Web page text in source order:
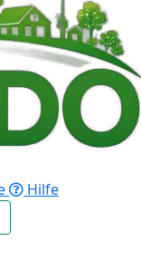
Hilfe